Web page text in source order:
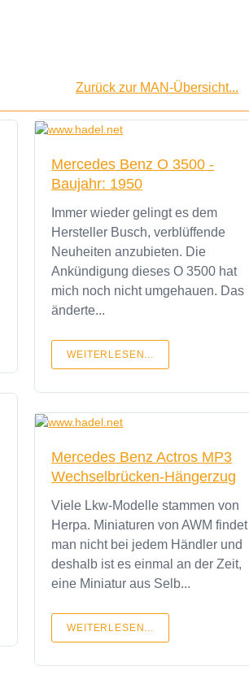
Zurück zur MAN-Übersicht...
Mercedes Benz O 3500 -
Baujahr: 1950
Immer wieder gelingt es dem
Hersteller Busch, verblüffende
Neuheiten anzubieten. Die
Ankündigung dieses O 3500 hat
mich noch nicht umgehauen. Das
änderte...
WEITERLESEN...
Mercedes Benz Actros MP3
Wechselbrücken-Hängerzug
Viele Lkw-Modelle stammen von
Herpa. Miniaturen von AWM findet
man nicht bei jedem Händler und
deshalb ist es einmal an der Zeit,
eine Miniatur aus Selb...
WEITERLESEN...